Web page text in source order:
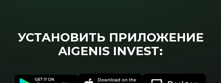
УСТАНОВИТЬ ПРИЛОЖЕНИЕ
AIGENIS INVEST: